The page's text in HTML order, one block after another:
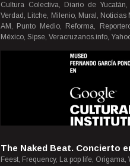
Cultura Colectiva, Diario de
Verdad, Litche, Milenio, Mural,
AM, Punto Medio, Reforma,
México, Sipse, Veracruzanos.info,
The Naked Beat. Concierto
Feest, Frequency, La pop life, Origama,